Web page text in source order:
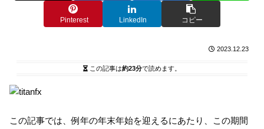
Pinterest LinkedIn コピー
2023.12.23
この記事は約23分で読めます。
この記事では、例年の年末年始を迎えるにあたり、この期間